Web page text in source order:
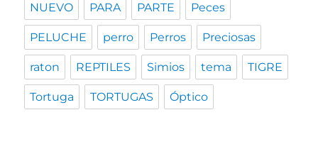
NUEVO PARA PARTE Peces
PELUCHE perro Perros Preciosas
raton REPTILES Simios tema TIGRE
Tortuga TORTUGAS Óptico